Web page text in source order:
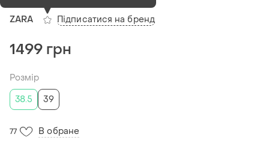
ZARA
Підписатися на бренд
1499 грн
Розмір
38.5
39
77 В обране